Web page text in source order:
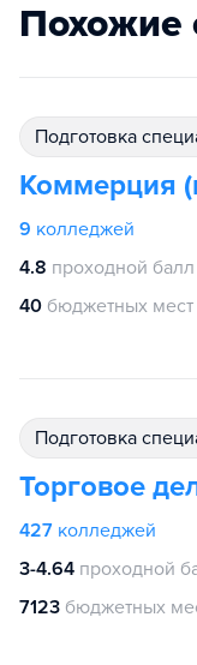
Похожие
подготовка
Коммерция
9 колледжей
4.8 проходной балл
40 бюджетных мест
подготовка
Торговое
427 колледжей
3-4.64 проходной
7123 бюджетных